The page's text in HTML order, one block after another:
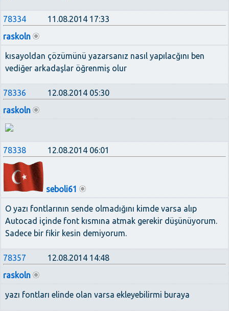
78334
11.08.2014 17:33
raskoln
kısayoldan çözümünü yazarsanız nasıl yapılacğını ben
vediğer arkadaşlar öğrenmiş olur
78336
12.08.2014 05:30
raskoln
78338 12.08.2014 06:01
seboli61
O yazı fontlarının sende olmadığını kimde varsa alıp
Autocad içinde font kısmına atmak gerekir düşünüyorum.
Sadece bir fikir kesin demiyorum.
78357
12.08.2014 14:48
raskoln
yazı fontları elinde olan varsa ekleyebilirmi buraya